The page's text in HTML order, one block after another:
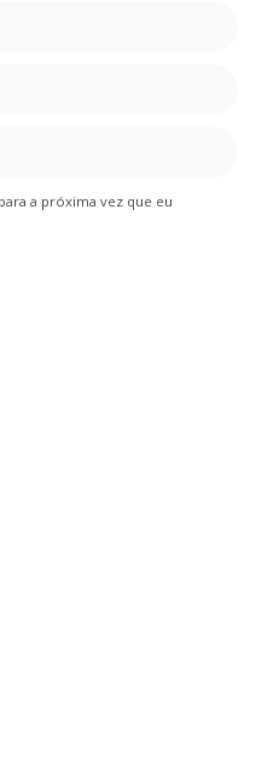
a próxima vez que eu